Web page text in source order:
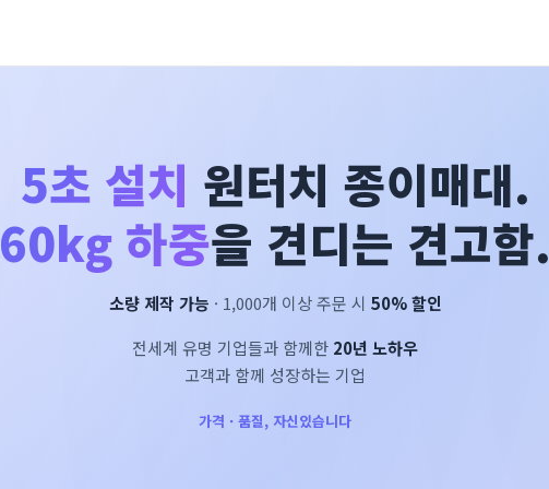
5초 설치 원터치 종이매대.
60kg 하중을 견디는 견고함.
소량 제작 가능 · 1,000개 이상 주문 시 50% 할인
전세계 유명 기업들과 함께한 20년 노하우
고객과 함께 성장하는 기업
가격 · 품질, 자신있습니다